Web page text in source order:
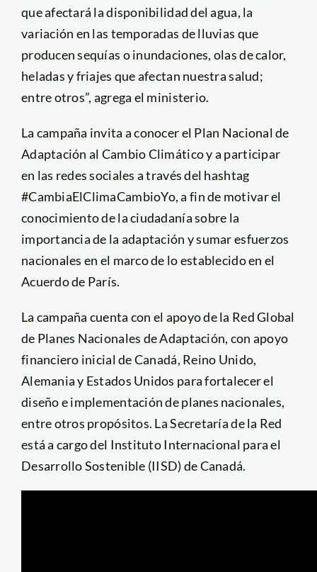
que afectará la disponibilidad del agua, la
variación en las temporadas de lluvias que
producen sequías o inundaciones, olas de calor,
heladas y friajes que afectan nuestra salud;
entre otros”, agrega el ministerio.
La campaña invita a conocer el Plan Nacional de
Adaptación al Cambio Climático y a participar
en las redes sociales a través del hashtag
#CambiaElClimaCambioYo, a fin de motivar el
conocimiento de la ciudadanía sobre la
importancia de la adaptación y sumar esfuerzos
nacionales en el marco de lo establecido en el
Acuerdo de París.
La campaña cuenta con el apoyo de la Red Global
de Planes Nacionales de Adaptación, con apoyo
financiero inicial de Canadá, Reino Unido,
Alemania y Estados Unidos para fortalecer el
diseño e implementación de planes nacionales,
entre otros propósitos. La Secretaría de la Red
está a cargo del Instituto Internacional para el
Desarrollo Sostenible (IISD) de Canadá.